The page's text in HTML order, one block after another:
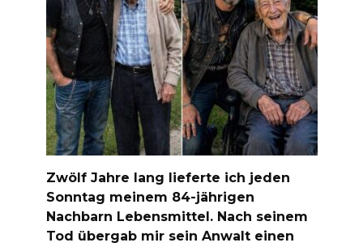
Zwölf Jahre lang lieferte ich jeden
Sonntag meinem 84-jährigen
Nachbarn Lebensmittel. Nach seinem
Tod übergab mir sein Anwalt einen